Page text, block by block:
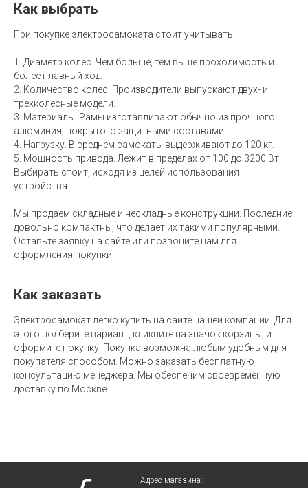
Как выбрать
При покупке электросамоката стоит учитывать:
1. Диаметр колес. Чем больше, тем выше проходимость и
более плавный ход.
2. Количество колес. Производители выпускают двух- и
трехколесные модели.
3. Материалы. Рамы изготавливают обычно из прочного
алюминия, покрытого защитными составами.
4. Нагрузку. В среднем самокаты выдерживают до 120 кг.
5. Мощность привода. Лежит в пределах от 100 до 3200 Вт.
Выбирать стоит, исходя из целей использования
устройства.
Мы продаем складные и нескладные конструкции. Последние
довольно компактны, что делает их такими популярными.
Оставьте заявку на сайте или позвоните нам для
оформления покупки.
Как заказать
Электросамокат легко купить на сайте нашей компании. Для
этого подберите вариант, кликните на значок корзины, и
оформите покупку. Покупка возможна любым удобным для
покупателя способом. Можно заказать бесплатную
консультацию менеджера. Мы обеспечим своевременную
доставку по Москве.
Адрес магазина: